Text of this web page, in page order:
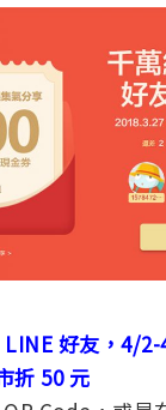
好友，4/
折 50 元